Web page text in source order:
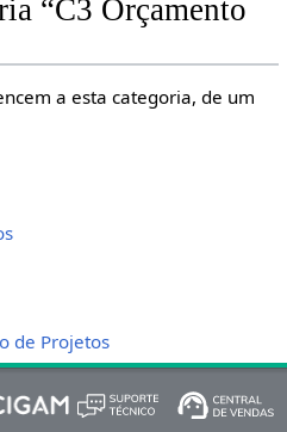
“C3 Orçamento
a esta categoria, de um
de Projetos